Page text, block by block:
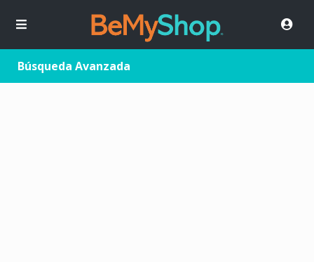
Búsqueda Avanzada